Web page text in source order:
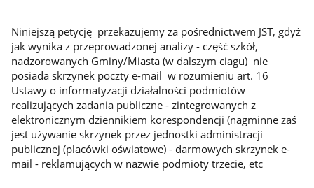
Niniejszą petycję przekazujemy za pośrednictwem JST, gdyż
jak wynika z przeprowadzonej analizy - część szkół,
nadzorowanych Gminy/Miasta (w dalszym ciagu) nie
posiada skrzynek poczty e-mail w rozumieniu art. 16
Ustawy o informatyzacji działalności podmiotów
realizujących zadania publiczne - zintegrowanych z
elektronicznym dziennikiem korespondencji (nagminne zaś
jest używanie skrzynek przez jednostki administracji
publicznej (placówki oświatowe) - darmowych skrzynek e-
mail - reklamujących w nazwie podmioty trzecie, etc